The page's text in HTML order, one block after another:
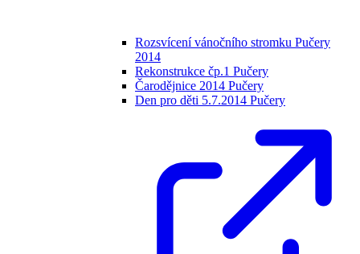
Rozsvícení vánočního stromku Pučery
2014
Rekonstrukce čp.1 Pučery
Čarodějnice 2014 Pučery
Den pro děti 5.7.2014 Pučery